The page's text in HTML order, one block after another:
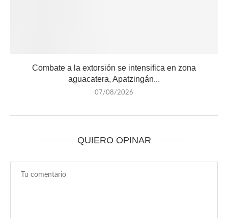
Combate a la extorsión se intensifica en zona
aguacatera, Apatzingán...
07/08/2026
QUIERO OPINAR